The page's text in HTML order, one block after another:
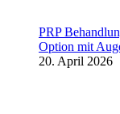
PRP
Option mit
20. April 2026